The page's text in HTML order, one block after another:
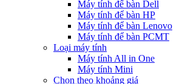
Máy tính để bàn Dell
Máy tính để bàn HP
Máy tính để bàn Lenovo
Máy tính để bàn PCMT
Loại máy tính
Máy tính All in One
Máy tính Mini
Chọn theo khoảng giá